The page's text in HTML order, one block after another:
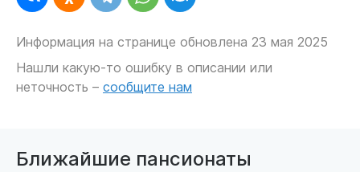
Информация на странице обновлена 23 мая 2025
Нашли какую-то ошибку в описании или
неточность – сообщите нам
Ближайшие пансионаты